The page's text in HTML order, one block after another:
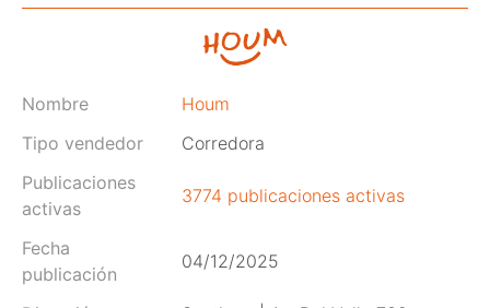
Nombre
Houm
Tipo vendedor
Corredora
Publicaciones
activas
3774 publicaciones activas
Fecha
publicación
04/12/2025